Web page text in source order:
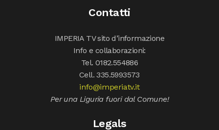
Contatti
IMPERIA TV sito d’informazione
Info e collaborazioni:
Tel. 0182.554886
Cell. 335.5993573
info@imperiatv.it
Per una Liguria fuori dal Comune!
Legals